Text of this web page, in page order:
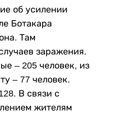
об усилении
Ботакара
Там
заражения.
– 205 человек, из
– 77 человек.
В связи с
жителям